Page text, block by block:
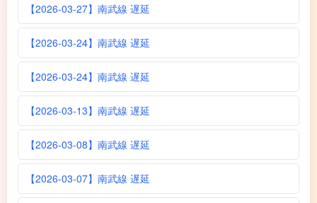
【2026-03-27】南武線 遅延
【2026-03-24】南武線 遅延
【2026-03-24】南武線 遅延
【2026-03-13】南武線 遅延
【2026-03-08】南武線 遅延
【2026-03-07】南武線 遅延